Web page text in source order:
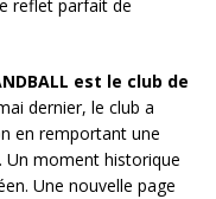
reflet parfait de
est le club de
dernier, le club a
en remportant une
Un moment historique
Une nouvelle page